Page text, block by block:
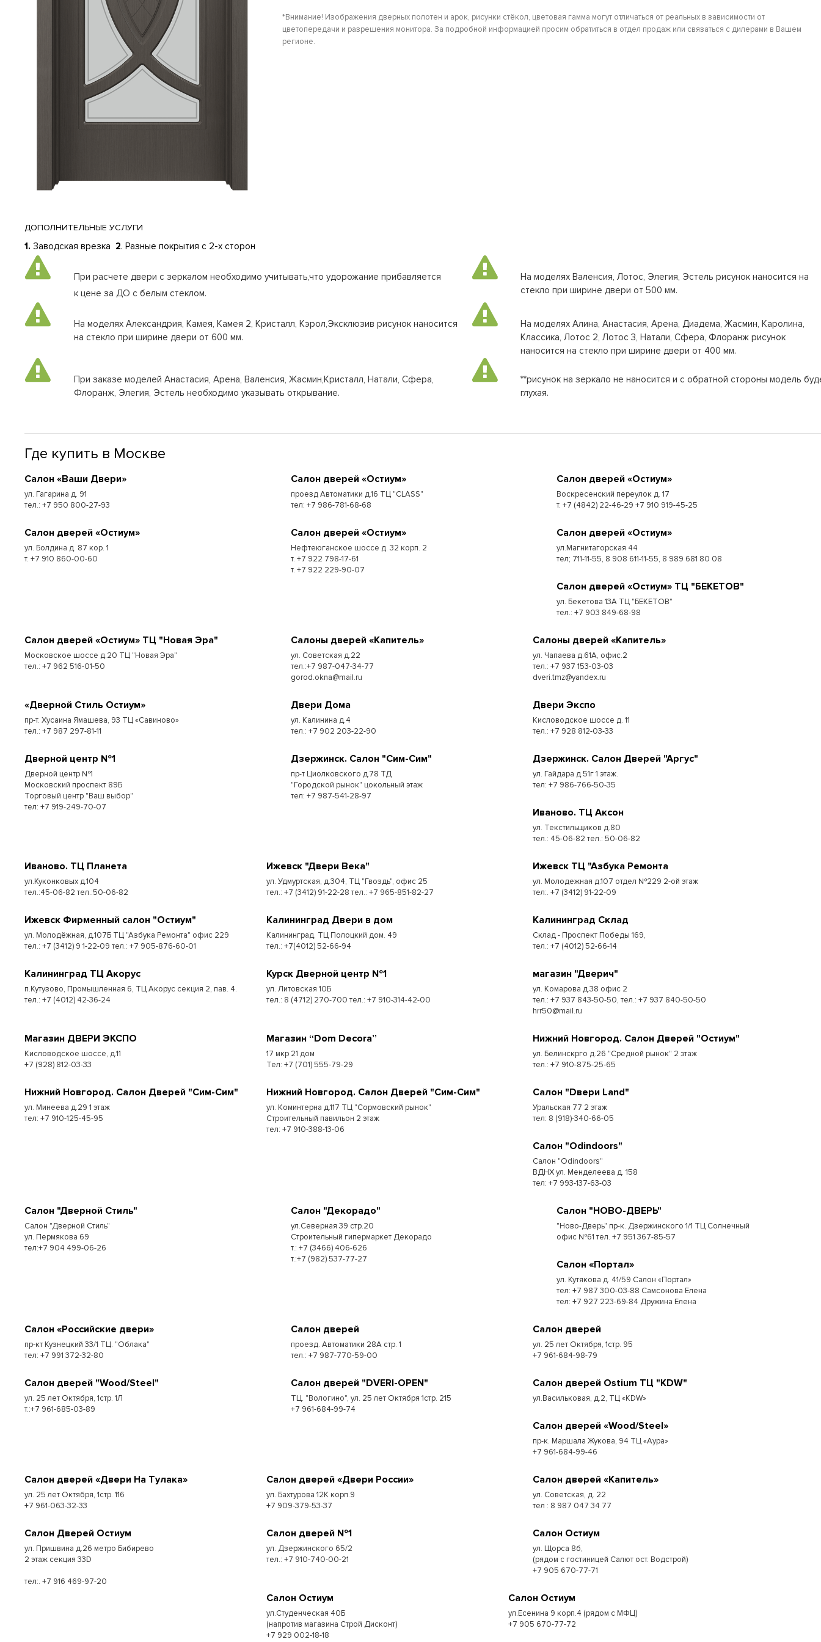
*Внимание! Изображения дверных полотен и арок, рисунки стёкол, цветовая гамма могут отличаться от реальных в зависимости от
цветопередачи и разрешения монитора. За подробной информацией просим обратиться в отдел продаж или связаться с дилерами в Вашем
регионе.
ДОПОЛНИТЕЛЬНЫЕ УСЛУГИ
1. Заводская врезка 2. Разные покрытия с 2-х сторон
При расчете двери с зеркалом необходимо учитывать,что удорожание прибавляется
к цене за ДО с белым стеклом.
На моделях Валенсия, Лотос, Элегия, Эстель рисунок наносится на
стекло при ширине двери от 500 мм.
На моделях Александрия, Камея, Камея 2, Кристалл, Кэрол,Эксклюзив рисунок наносится
на стекло при ширине двери от 600 мм.
На моделях Алина, Анастасия, Арена, Диадема, Жасмин, Каролина,
Классика, Лотос 2, Лотос 3, Натали, Сфера, Флоранж рисунок
наносится на стекло при ширине двери от 400 мм.
При заказе моделей Анастасия, Арена, Валенсия, Жасмин,Кристалл, Натали, Сфера,
Флоранж, Элегия, Эстель необходимо указывать открывание.
**рисунок на зеркало не наносится и с обратной стороны модель
глухая.
Где купить в Москве
Cалон «Ваши Двери»
ул. Гагарина д. 91
тел.: +7 950 800-27-93
Cалон дверей «Остиум»
проезд Автоматики д.16 ТЦ "CLASS"
тел: +7 986-781-68-68
Cалон дверей «Остиум»
Воскресенский переулок д. 17
т. +7 (4842) 22-46-29 +7 910 919-45-25
Cалон дверей «Остиум»
ул. Болдина д. 87 кор. 1
т. +7 910 860-00-60
Cалон дверей «Остиум»
Нефтеюганское шоссе д. 32 корп. 2
т. +7 922 798-17-61
т. +7 922 229-90-07
Cалон дверей «Остиум»
ул.Магнитагорская 44
тел; 711-11-55, 8 908 611-11-55, 8 989 681 80 08
Cалон дверей «Остиум» ТЦ "БЕКЕТОВ"
ул. Бекетова 13А ТЦ "БЕКЕТОВ"
тел.: +7 903 849-68-98
Cалон дверей «Остиум» ТЦ "Новая Эра"
Московское шоссе д.20 ТЦ "Новая Эра"
тел.: +7 962 516-01-50
Cалоны дверей «Капитель»
ул. Советская д.22
тел.:+7 987-047-34-77
gorod.okna@mail.ru
Cалоны дверей «Капитель»
ул. Чапаева д.61А, офис.2
тел.: +7 937 153-03-03
dveri.tmz@yandex.ru
«Дверной Стиль Остиум»
пр-т. Хусаина Ямашева, 93 ТЦ «Савиново»
тел.: +7 987 297-81-11
Двери Дома
ул. Калинина д.4
тел.: +7 902 203-22-90
Двери Экспо
Кисловодское шоссе д. 11
тел.: +7 928 812-03-33
Дверной центр №1
Дверной центр №1
Московский проспект 89Б
Торговый центр "Ваш выбор"
тел: +7 919-249-70-07
Дзержинск. Салон "Сим-Сим"
пр-т Циолковского д.78 ТД
"Городской рынок" цокольный этаж
тел: +7 987-541-28-97
Дзержинск. Салон Дверей "Аргус"
ул. Гайдара д.51г 1 этаж.
тел: +7 986-766-50-35
Иваново. ТЦ Аксон
ул. Текстильщиков д.80
тел.: 45-06-82 тел.: 50-06-82
Иваново. ТЦ Планета
ул.Куконковых д.104
тел.:45-06-82 тел.:50-06-82
Ижевск "Двери Века"
ул. Удмуртская, д.304, ТЦ "Гвоздь", офис 25
тел.: +7 (3412) 91-22-28 тел.: +7 965-851-82-27
Ижевск ТЦ "Азбука Ремонта
ул. Молодежная д.107 отдел №229 2-ой этаж
тел:. +7 (3412) 91-22-09
Ижевск Фирменный салон "Остиум"
ул. Молодёжная, д.107Б ТЦ "Азбука Ремонта" офис 229
тел.: +7 (3412) 9 1-22-09 тел.: +7 905-876-60-01
Калининград Двери в дом
Калининград, ТЦ Полоцкий дом. 49
тел.: +7(4012) 52-66-94
Калининград Склад
Склад - Проспект Победы 169,
тел.:​ +7 (4012) 52-66-14
Калининград ТЦ Акорус
п.Кутузово, Промышленная 6, ТЦ Акорус секция 2, пав. 4.
тел.: +7 (4012) 42-36-24
Курск Дверной центр №1
ул. Литовская 10Б
тел.: 8 (4712) 270-700 тел.: +7 910-314-42-00
магазин "Дверич"
ул. Комарова д.38 офис 2
тел.: +7 937 843-50-50, тел.: +7 937 840-50-50
hrr50@mail.ru
Магазин ДВЕРИ ЭКСПО
Кисловодское шоссе, д.11
+7 (928) 812-03-33
Магазин “Dom Decora”
17 мкр 21 дом
Тел: +7 (701) 555-79-29
Нижний Новгород. Салон Дверей "Остиум"
ул. Белинскрго д.26 "Средной рынок" 2 этаж
тел.: +7 910-875-25-65
Нижний Новгород. Салон Дверей "Сим-Сим"
ул. Минеева д.29 1 этаж
тел: +7 910-125-45-95
Нижний Новгород. Салон Дверей "Сим-Сим"
ул. Коминтерна д.117 ТЦ "Сормовский рынок"
Строительный павильон 2 этаж
тел: +7 910-388-13-06
Салон "Dвери Land"
Уральская 77 2 этаж
тел: 8 (918)-340-66-05
Салон "Odindoors"
Салон "Odindoors"
ВДНХ ул. Менделеева д. 158
тел: +7 993-137-63-03
Салон "Дверной Стиль"
Салон "Дверной Стиль"
ул. Пермякова 69
тел:+7 904 499-06-26
Салон "Декорадо"
ул.Северная 39 стр.20
Строительный гипермаркет Декорадо
т.: +7 (3466) 406-626
т.:+7 (982) 537-77-27
Салон "НОВО-ДВЕРЬ"
"Ново-Дверь" пр-к. Дзержинского 1/1 ТЦ Солнечный
офис №61 тел. +7 951 367-85-57
Салон «Портал»
ул. Кутякова д. 41/59 Салон «Портал»
тел: +7 987 300-03-88 Самсонова Елена
тел: +7 927 223-69-84 Дружина Елена
Салон «Российские двери»
пр-кт Кузнецкий 33/1 ТЦ. "Облака"
тел: +7 991 372-32-80
Салон дверей
проезд. Автоматики 28А стр. 1
тел.: +7 987-770-59-00
Салон дверей
ул. 25 лет Октября, 1стр. 95
+7 961-684-98-79
Салон дверей "Wood/Steel"
ул. 25 лет Октября, 1стр. 1Л
т.:+7 961-685-03-89
Салон дверей "DVERI-OPEN"
ТЦ. "Вологино", ул. 25 лет Октября 1стр. 215
+7 961-684-99-74
Салон дверей Ostium ТЦ "KDW"
ул.Васильковая, д.2, ТЦ «KDW»
Салон дверей «Wood/Steel»
пр-к. Маршала Жукова, 94 ТЦ «Аура»
+7 961-684-99-46
Салон дверей «Двери На Тулака»
ул. 25 лет Октября, 1стр. 116
+7 961-063-32-33
Салон дверей «Двери России»
ул. Бахтурова 12К корп.9
+7 909-379-53-37
Салон дверей «Капитель»
ул. Советская, д. 22
тел : 8 987 047 34 77
Салон Дверей Остиум
ул. Пришвина д.26 метро Бибирево
2 этаж секция 33D
тел:. +7 916 469-97-20
Салон дверей №1
ул. Дзержинского 65/2
тел.: +7 910-740-00-21
Салон Остиум
ул. Щорса 8б,
(рядом с гостиницей Салют ост. Водстрой)
+7 905 670-77-71
Салон Остиум
ул.Студенческая 40Б
(напротив магазина Строй Дисконт)
+7 929 002-18-18
Салон Остиум
ул.Есенина 9 корп.4 (рядом с МФЦ)
+7 905 670-77-72